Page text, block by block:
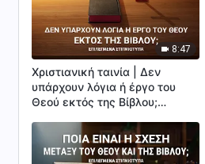
8:47
Χριστιανική ταινία | Δεν
υπάρχουν λόγια ή έργο του
Θεού εκτός της Βίβλου;